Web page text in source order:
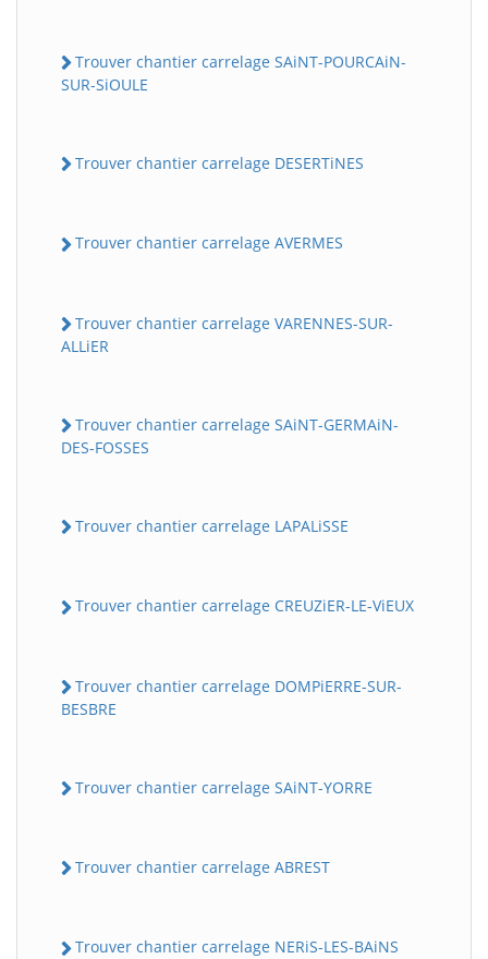
Trouver chantier carrelage SAiNT-POURCAiN-
SUR-SiOULE
Trouver chantier carrelage DESERTiNES
Trouver chantier carrelage AVERMES
Trouver chantier carrelage VARENNES-SUR-
ALLiER
Trouver chantier carrelage SAiNT-GERMAiN-
DES-FOSSES
Trouver chantier carrelage LAPALiSSE
Trouver chantier carrelage CREUZiER-LE-ViEUX
Trouver chantier carrelage DOMPiERRE-SUR-
BESBRE
Trouver chantier carrelage SAiNT-YORRE
Trouver chantier carrelage ABREST
Trouver chantier carrelage NERiS-LES-BAiNS